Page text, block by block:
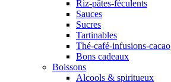
Riz-pâtes-féculents
Sauces
Sucres
Tartinables
Thé-café-infusions-cacao
Bons cadeaux
Boissons
Alcools & spiritueux